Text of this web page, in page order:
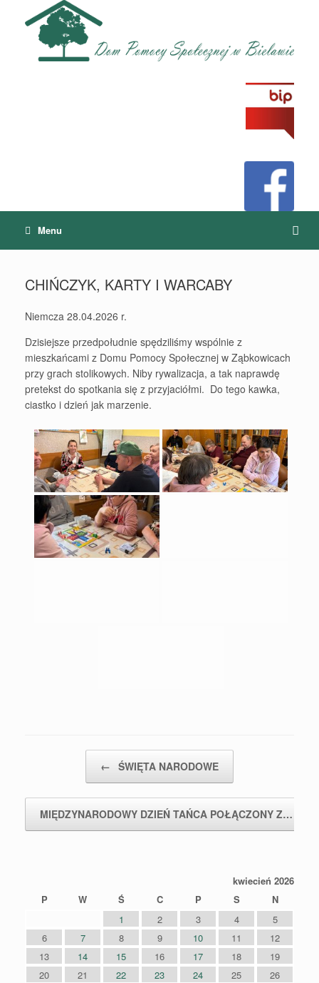
Menu
CHIŃCZYK, KARTY I WARCABY
Niemcza 28.04.2026 r.
Dzisiejsze przedpołudnie spędziliśmy wspólnie z
mieszkańcami z Domu Pomocy Społecznej w Ząbkowicach
przy grach stolikowych. Niby rywalizacja, a tak naprawdę
pretekst do spotkania się z przyjaciółmi. Do tego kawka,
ciastko i dzień jak marzenie.
← ŚWIĘTA NARODOWE
MIĘDZYNARODOWY DZIEŃ TAŃCA POŁĄCZONY Z…
kwiecień 2026
P
W Ś C P S
N
1
2 3 4
5
6
7 8 9 10 11
12
13
14 15 16 17 18
19
20
21 22 23 24 25
26